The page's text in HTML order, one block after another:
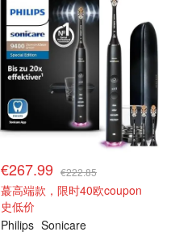
€267.99 €222.85
蕞高端款，限时40欧coupon
史低价
Philips Sonicare